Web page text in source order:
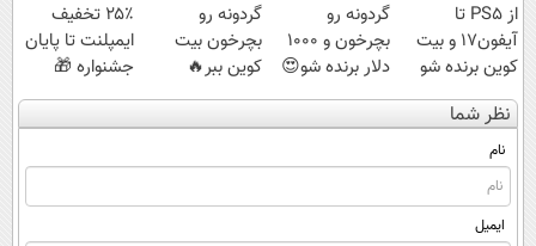
از PS5 تا
آیفون17 و بیت
کوین برنده شو
🔥 گردونه
شانس بدون پوچ
💥
گردونه رو
بچرخون و 1000
دلار برنده شو😍
گردونه رو
بچرخون بیت
کوین ببر🔥
۲۵٪ تخفیف
ایمپلنت تا پایان
جشنواره 🎁
نظر شما
نام
ایمیل